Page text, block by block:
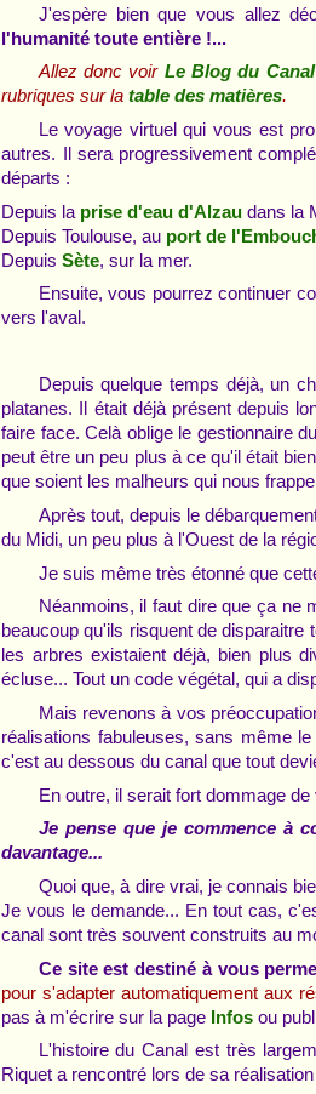
J'espère bien que vous allez
l'humanité toute entière !...
Allez donc voir Le Blog du
rubriques sur latable des matières.
Le voyage virtuel qui vous est
autres. Il sera progressivement
départs :
Depuis la prise d'eau d'Alzau dans la
Depuis Toulouse, au port de
DepuisSète, sur la mer.
Ensuite, vous pourrez continuer
vers l'aval.
Depuis quelque temps déjà, un
platanes. Il était déjà présent depuis
faire face. Celà oblige le gestionnaire
peut être un peu plus à ce qu'il était
que soient les malheurs qui nous
Après tout, depuis le
du Midi, un peu plus à l'Ouest de la
Je suis même très étonné que
Néanmoins, il faut dire que ça ne
beaucoup qu'ils risquent de disparaitre
les arbres existaient déjà, bien plus
écluse... Tout un code végétal, qui a
Mais revenons à vos
réalisations fabuleuses, sans même
c'est au dessous du canal que tout
En outre, il serait fort dommage
Je pense que je commence à
davantage...
Quoi que, à dire vrai, je connais
Je vous le demande... En tout cas,
canal sont très souvent construits au
Ce site est destiné à vous
pour s'adapter automatiquement aux
pas à m'écrire sur la page Infos ou
L'histoire du Canal est très
Riquet a rencontré lors de sa